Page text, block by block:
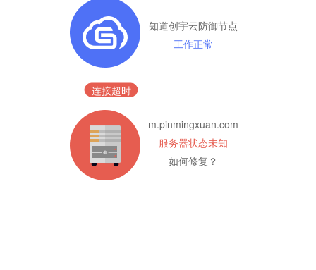
知道创宇云防御节点
工作正常
连接超时
m.pinmingxuan.com
服务器状态未知
如何修复？